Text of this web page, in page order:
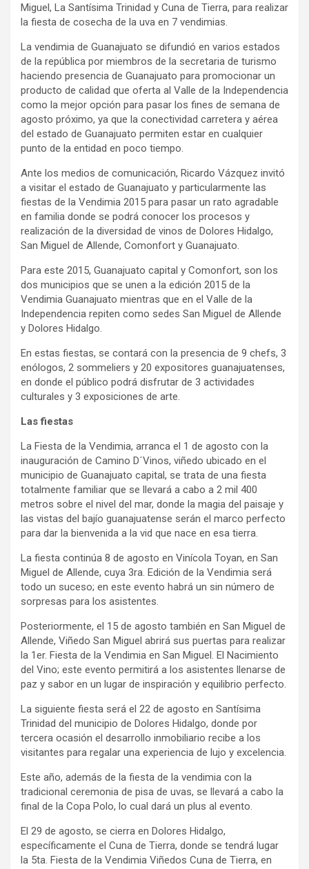
Miguel, La Santísima Trinidad y Cuna de Tierra, para realizar
la fiesta de cosecha de la uva en 7 vendimias.
La vendimia de Guanajuato se difundió en varios estados
de la república por miembros de la secretaria de turismo
haciendo presencia de Guanajuato para promocionar un
producto de calidad que oferta al Valle de la Independencia
como la mejor opción para pasar los fines de semana de
agosto próximo, ya que la conectividad carretera y aérea
del estado de Guanajuato permiten estar en cualquier
punto de la entidad en poco tiempo.
Ante los medios de comunicación, Ricardo Vázquez invitó
a visitar el estado de Guanajuato y particularmente las
fiestas de la Vendimia 2015 para pasar un rato agradable
en familia donde se podrá conocer los procesos y
realización de la diversidad de vinos de Dolores Hidalgo,
San Miguel de Allende, Comonfort y Guanajuato.
Para este 2015, Guanajuato capital y Comonfort, son los
dos municipios que se unen a la edición 2015 de la
Vendimia Guanajuato mientras que en el Valle de la
Independencia repiten como sedes San Miguel de Allende
y Dolores Hidalgo.
En estas fiestas, se contará con la presencia de 9 chefs, 3
enólogos, 2 sommeliers y 20 expositores guanajuatenses,
en donde el público podrá disfrutar de 3 actividades
culturales y 3 exposiciones de arte.
Las fiestas
La Fiesta de la Vendimia, arranca el 1 de agosto con la
inauguración de Camino D´Vinos, viñedo ubicado en el
municipio de Guanajuato capital, se trata de una fiesta
totalmente familiar que se llevará a cabo a 2 mil 400
metros sobre el nivel del mar, donde la magia del paisaje y
las vistas del bajío guanajuatense serán el marco perfecto
para dar la bienvenida a la vid que nace en esa tierra.
La fiesta continúa 8 de agosto en Vinícola Toyan, en San
Miguel de Allende, cuya 3ra. Edición de la Vendimia será
todo un suceso; en este evento habrá un sin número de
sorpresas para los asistentes.
Posteriormente, el 15 de agosto también en San Miguel de
Allende, Viñedo San Miguel abrirá sus puertas para realizar
la 1er. Fiesta de la Vendimia en San Miguel. El Nacimiento
del Vino; este evento permitirá a los asistentes llenarse de
paz y sabor en un lugar de inspiración y equilibrio perfecto.
La siguiente fiesta será el 22 de agosto en Santísima
Trinidad del municipio de Dolores Hidalgo, donde por
tercera ocasión el desarrollo inmobiliario recibe a los
visitantes para regalar una experiencia de lujo y excelencia.
Este año, además de la fiesta de la vendimia con la
tradicional ceremonia de pisa de uvas, se llevará a cabo la
final de la Copa Polo, lo cual dará un plus al evento.
El 29 de agosto, se cierra en Dolores Hidalgo,
específicamente el Cuna de Tierra, donde se tendrá lugar
la 5ta. Fiesta de la Vendimia Viñedos Cuna de Tierra, en